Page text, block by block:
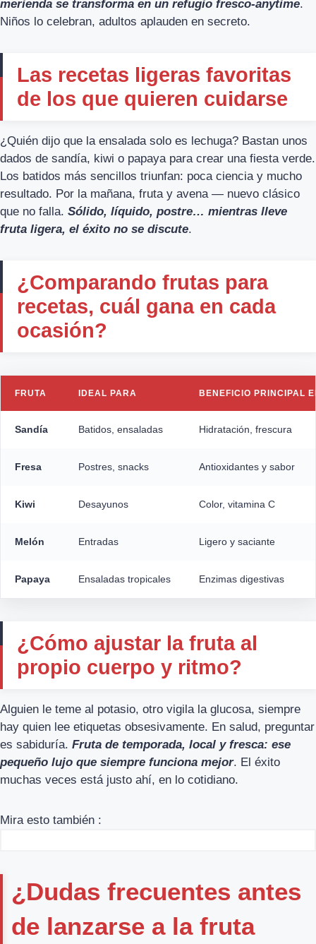
merienda se transforma en un refugio fresco-anytime.
Niños lo celebran, adultos aplauden en secreto.
Las recetas ligeras favoritas
de los que quieren cuidarse
¿Quién dijo que la ensalada solo es lechuga? Bastan unos
dados de sandía, kiwi o papaya para crear una fiesta verde.
Los batidos más sencillos triunfan: poca ciencia y mucho
resultado. Por la mañana, fruta y avena — nuevo clásico
que no falla. Sólido, líquido, postre… mientras lleve
fruta ligera, el éxito no se discute.
¿Comparando frutas para
recetas, cuál gana en cada
ocasión?
FRUTA IDEAL PARA BENEFICIO PRINCIPAL
Sandía Batidos, ensaladas Hidratación, frescura
Fresa Postres, snacks Antioxidantes y sabor
Kiwi Desayunos Color, vitamina C
Melón Entradas Ligero y saciante
Papaya Ensaladas tropicales Enzimas digestivas
¿Cómo ajustar la fruta al
propio cuerpo y ritmo?
Alguien le teme al potasio, otro vigila la glucosa, siempre
hay quien lee etiquetas obsesivamente. En salud, preguntar
es sabiduría. Fruta de temporada, local y fresca: ese
pequeño lujo que siempre funciona mejor. El éxito
muchas veces está justo ahí, en lo cotidiano.
Mira esto también :
¿Dudas frecuentes antes
de lanzarse a la fruta